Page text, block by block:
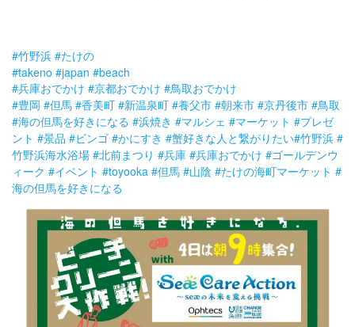
#竹野浜 #たけの
#takeno #japan #beach
#兵庫おでかけ #京都おでかけ #鳥取おでかけ
#豊岡 #但馬 #香美町 #新温泉町 #養父市 #朝来市 #京丹後市 #鳥取
#海の但馬を好きになる #浜焼き #マルシェ #マーケット #プレゼ
ント #景品 #ビンゴ #かにすき #蟹好きな人と繋がりたい#竹野浜 #
竹野浜海水浴場 #北前まつり #兵庫 #兵庫おでかけ #ゴールデンウ
ィーク #イベント #toyooka #但馬 #山陰 #たけの海町マーケット #
海の但馬を好きになる